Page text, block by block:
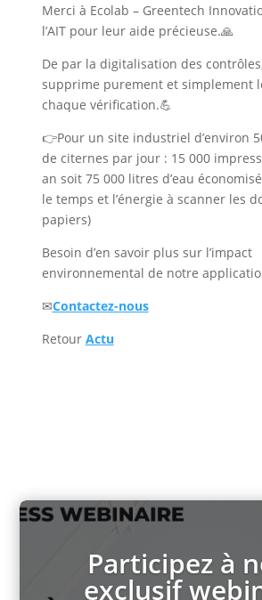
Merci à Ecolab – Greentech
l’AIT pour leur aide précieuse.🙏
De par la digitalisation des
supprime purement et simplement
chaque vérification.💪
👉Pour un site industriel d’environ
de citernes par jour : 15 000
an soit 75 000 litres d’eau
le temps et l’énergie à scanner les
papiers)
Besoin d’en savoir plus sur l’impact
environnemental de notre
✉Contactez-nous
Retour Actu
Participez à
exclusif